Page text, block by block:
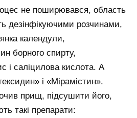
не поширювався, область
дезінфікуючими розчинами,
календули,
борного спирту,
і саліцилова кислота. А
і «Мірамістин».
прищ, підсушити його,
такі препарати: